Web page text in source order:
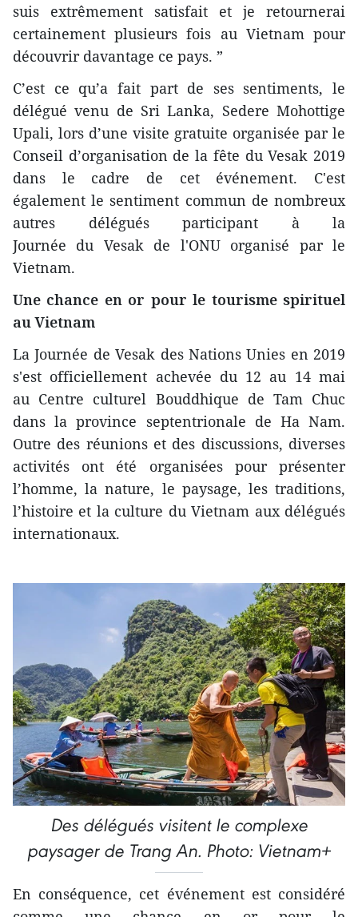
suis extrêmement satisfait et je retournerai
certainement plusieurs fois au Vietnam pour
découvrir davantage ce pays. ”
C’est ce qu’a fait part de ses sentiments, le
délégué venu de Sri Lanka, Sedere Mohottige
Upali, lors d’une visite gratuite organisée par le
Conseil d’organisation de la fête du Vesak 2019
dans le cadre de cet événement. C'est
également le sentiment commun de nombreux
autres délégués participant à la
Journée du Vesak de l'ONU organisé par le
Vietnam.
Une chance en or pour le tourisme spirituel
au Vietnam
La Journée de Vesak des Nations Unies en 2019
s'est officiellement achevée du 12 au 14 mai
au Centre culturel Bouddhique de Tam Chuc
dans la province septentrionale de Ha Nam.
Outre des réunions et des discussions, diverses
activités ont été organisées pour présenter
l’homme, la nature, le paysage, les traditions,
l’histoire et la culture du Vietnam aux délégués
internationaux.
Des délégués visitent le complexe
paysager de Trang An. Photo: Vietnam+
En conséquence, cet événement est considéré